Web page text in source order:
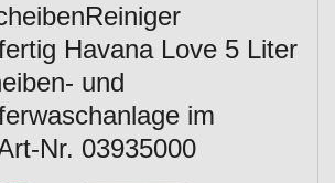
Havana Love 5 Liter
und
im
Nr. 03935000